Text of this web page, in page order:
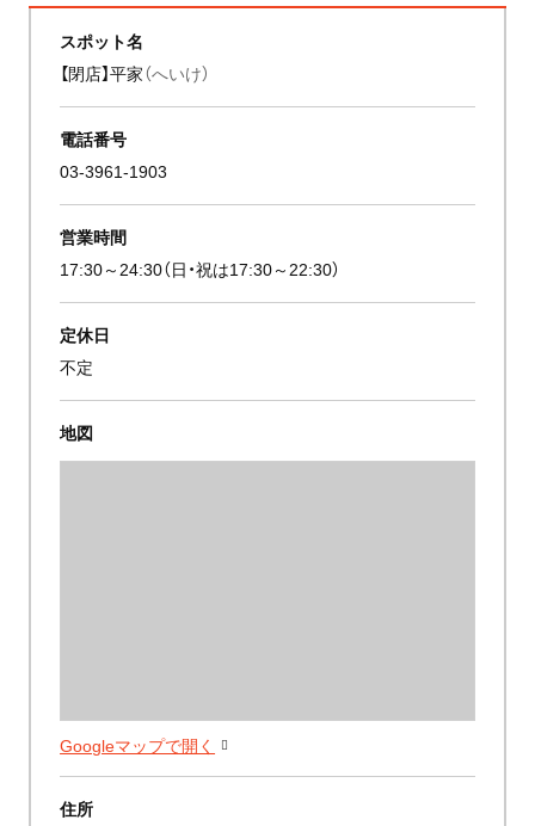
スポット名
【閉店】平家（へいけ）
電話番号
03-3961-1903
営業時間
17:30～24:30（日・祝は17:30～22:30）
定休日
不定
地図
Googleマップで開く
住所